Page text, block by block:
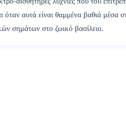
αυτά είναι θαμμένα βαθιά μέσα
σημάτων στο ζωικό βασίλειο.